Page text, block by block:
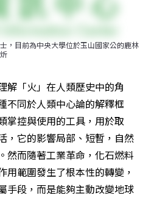
，目前為中央大學位於玉山國家公的鹿林
解「火」在人類歷史中的角
不同於人類中心論的解釋框
掌控與使用的工具，用於取
，它的影響局部、短暫，自然
然而隨著工業革命，化石燃料
用範圍發生了根本性的轉變，
手段，而是能夠主動改變地球